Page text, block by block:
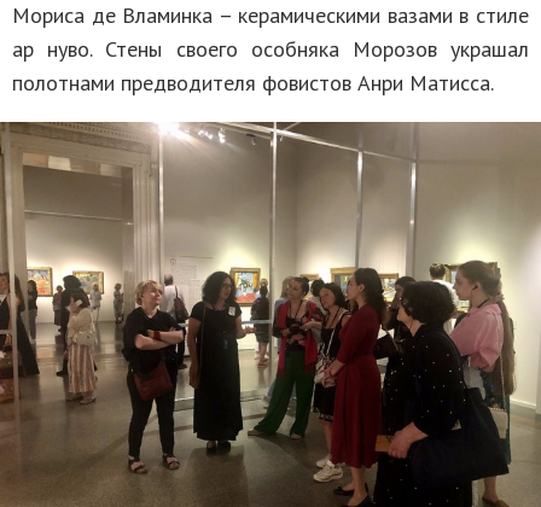
Мориса де Вламинка – керамическими вазами в стиле
ар нуво. Стены своего особняка Морозов украшал
полотнами предводителя фовистов Анри Матисса.